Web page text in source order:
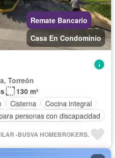
Remate Bancario
Casa En Condominio
Torreón
130 m²
Cisterna
Cocina integral
personas con discapacidad
Limpieza
con closet
06/07/2026 en - ALEJANDRA AGUILAR -BUSVA HOMEBROKERS.